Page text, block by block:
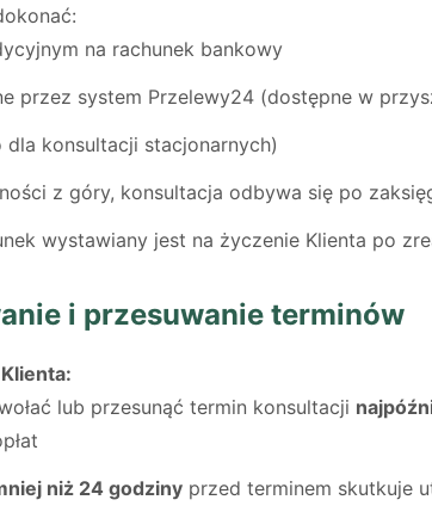
na rachunek bankowy
przez system Przelewy24 (dostępne w
konsultacji stacjonarnych)
z góry, konsultacja odbywa się po
wystawiany jest na życzenie Klienta po
i przesuwanie terminów
lub przesunąć termin konsultacji
niż 24 godziny przed terminem skutkuje